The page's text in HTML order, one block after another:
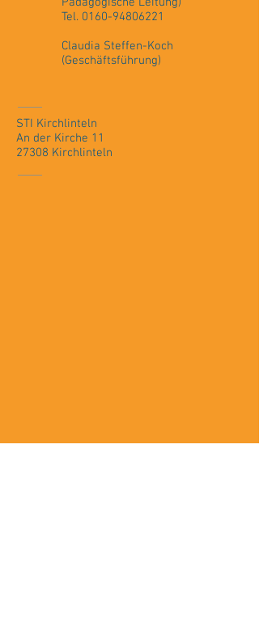
Tel. 0160-94806221
Claudia Steffen-Koch
(Geschäftsführung)
STI Kirchlinteln
An der Kirche 11
27308 Kirchlinteln